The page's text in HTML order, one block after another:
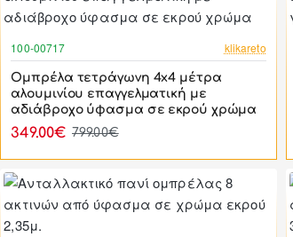
100-00717 klikareto
Ομπρέλα τετράγωνη 4x4 μέτρα
αλουμινίου επαγγελματική με
αδιάβροχο ύφασμα σε εκρού χρώμα
349.00€ 799.00€